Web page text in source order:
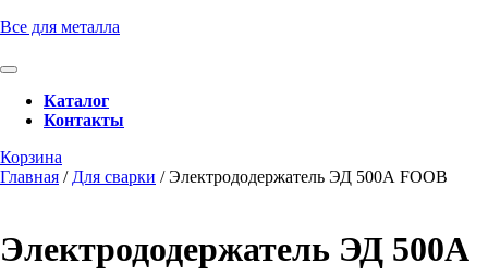
Перейти
содержимому
Все для металла
Кнопка
ОткрытьКаталог
Контакты
Кнопка
Закрыть
Корзина
консультацию
Главная / Для сварки / Электрододержатель ЭД 500А FOOB
Электрододержатель ЭД 500А